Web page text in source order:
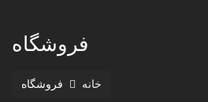
فروشگاه
خانه فروشگاه